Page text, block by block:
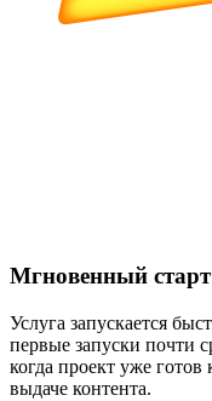
Мгновенный
Услуга запускается
первые запуски почти
когда проект уже готов
выдаче контента.